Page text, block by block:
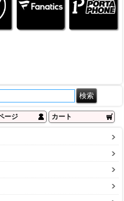
ージ カート